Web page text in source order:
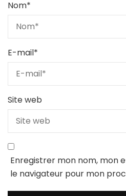
Nom*
E-mail*
Site web
Enregistrer mon nom, mon
le navigateur pour mon